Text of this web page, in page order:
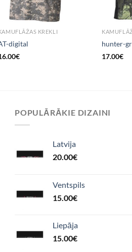
KREKLI
digital
€
hunter-
17.00€
POPULĀRĀKIE DIZAINI
Latvija
20.00€
Ventspils
15.00€
Liepāja
15.00€